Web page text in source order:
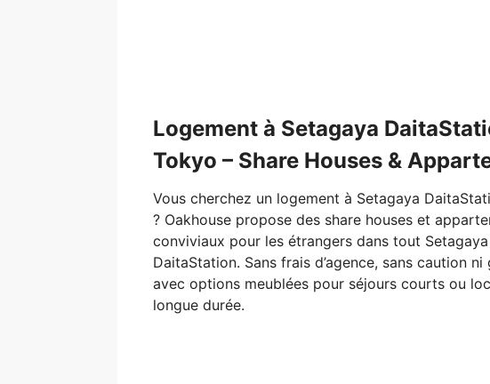
Logement à Setagaya
Tokyo – Share Houses &
Vous cherchez un logement à Setagaya
? Oakhouse propose des share houses et
conviviaux pour les étrangers dans tout Setagaya
DaitaStation. Sans frais d’agence, sans caution ni
avec options meublées pour séjours courts ou
longue durée.